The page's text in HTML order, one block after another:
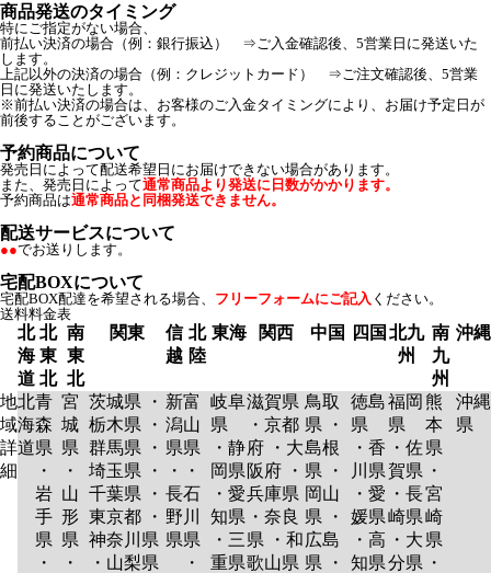
商品発送のタイミング
特にご指定がない場合、
前払い決済の場合（例：銀行振込） ⇒ご入金確認後、5営業日に発送いた
します。
上記以外の決済の場合（例：クレジットカード） ⇒ご注文確認後、5営業
日に発送いたします。
※前払い決済の場合は、お客様のご入金タイミングにより、お届け予定日が
前後することがございます。
予約商品について
発売日によって配送希望日にお届けできない場合があります。
また、発売日によって通常商品より発送に日数がかかります。
予約商品は通常商品と同梱発送できません。
配送サービスについて
●●でお送りします。
宅配BOXについて
宅配BOX配達を希望される場合、 フリーフォームにご記入 ください。
送料料金表
北
海
道
北
東
北
南
東
北
関東
信
越
北
陸
東海 関西 中国 四国 北九
州
南
九
州
沖縄
地
域
詳
細
北
海
道
青
森
県
・
岩
手
県
・
宮
城
県
・
山
形
県
・
茨城県 ・
栃木県 ・
群馬県 ・
埼玉県 ・
千葉県 ・
東京都 ・
神奈川県
・山梨県
新
潟
県
・
長
野
県
富
山
県
・
石
川
県
・
岐阜
県
・静
岡県
・愛
知県
・三
重県
滋賀県
・京都
府 ・大
阪府 ・
兵庫県
・奈良
県 ・和
歌山県
鳥取
県 ・
島根
県 ・
岡山
県 ・
広島
県 ・
徳島
県
・香
川県
・愛
媛県
・高
知県
福岡
県
・佐
賀県
・長
崎県
・大
分県
熊
本
県
・
宮
崎
県
・
沖縄
県